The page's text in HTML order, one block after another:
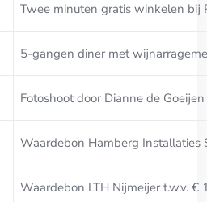
Twee minuten gratis winkelen bij
5-gangen diner met
Fotoshoot door Dianne de
Waardebon Hamberg Installaties
Waardebon LTH Nijmeijer t.w.v. €